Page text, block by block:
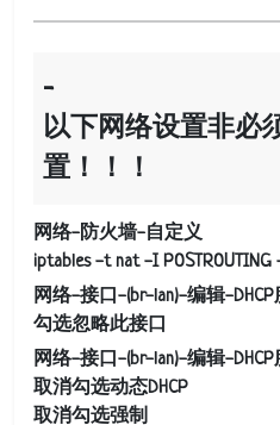
以下网络设置非必
置！！！
网络-防火墙-自定义
iptables -t nat -I POSTROUTING
网络-接口-(br-lan)-编辑-
勾选忽略此接口
网络-接口-(br-lan)-编辑-
取消勾选动态DHCP
取消勾选强制